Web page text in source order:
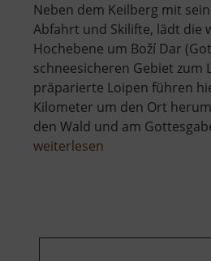
Neben dem Keilberg mit
Abfahrt und Skilifte, lädt die
Hochebene um Boží Dar
schneesicheren Gebiet zum
präparierte Loipen führen
Kilometer um den Ort
den Wald und am
weiterlesen